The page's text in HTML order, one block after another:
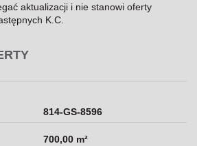
aktualizacji i nie stanowi oferty
K.C.
814-GS-8596
700,00 m²